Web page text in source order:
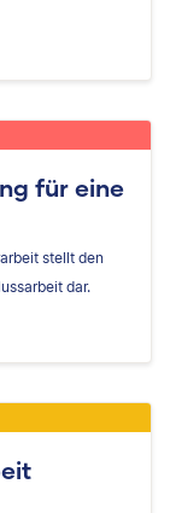
für eine
stellt den
dar.